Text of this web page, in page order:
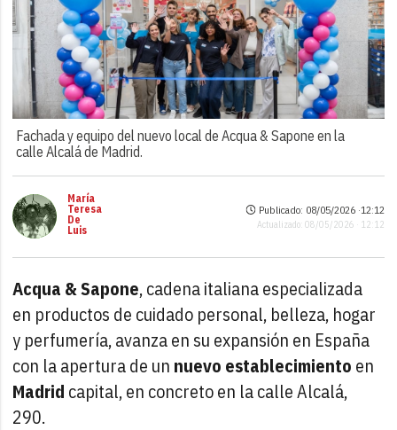
Fachada y equipo del nuevo local de Acqua & Sapone en la
calle Alcalá de Madrid.
María
Teresa
De
Luis
Publicado: 08/05/2026 ·12:12
Actualizado: 08/05/2026 · 12:12
Acqua & Sapone, cadena italiana especializada
en productos de cuidado personal, belleza, hogar
y perfumería, avanza en su expansión en España
con la apertura de un nuevo establecimiento en
Madrid capital, en concreto en la calle Alcalá,
290.